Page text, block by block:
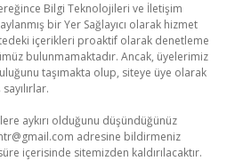
Bilgi Teknolojileri ve İletişim
bir Yer Sağlayıcı olarak hizmet
içerikleri proaktif olarak denetleme
bulunmamaktadır. Ancak, üyelerimiz
taşımakta olup, siteye üye olarak
aykırı olduğunu düşündüğünüz
adresine bildirmeniz
içerisinde sitemizden kaldırılacaktır.